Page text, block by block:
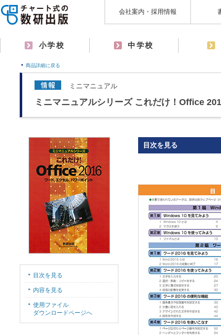
会社案内・採用情報
小学校 中学校
商品詳細に戻る
ミニマニュアル
ミニマニュアルシリーズ これだけ！Office
目次を見る
目次を見る
内容を見る
使用ファイル
ダウンロードページへ